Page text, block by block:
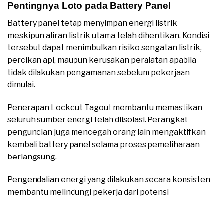
Pentingnya Loto pada Battery Panel
Battery panel tetap menyimpan energi listrik
meskipun aliran listrik utama telah dihentikan. Kondisi
tersebut dapat menimbulkan risiko sengatan listrik,
percikan api, maupun kerusakan peralatan apabila
tidak dilakukan pengamanan sebelum pekerjaan
dimulai.
Penerapan Lockout Tagout membantu memastikan
seluruh sumber energi telah diisolasi. Perangkat
penguncian juga mencegah orang lain mengaktifkan
kembali battery panel selama proses pemeliharaan
berlangsung.
Pengendalian energi yang dilakukan secara konsisten
membantu melindungi pekerja dari potensi